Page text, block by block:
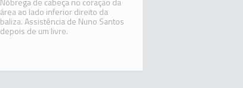
área ao lado inferior direito da
baliza. Assistência de Nuno Santos
depois de um livre.